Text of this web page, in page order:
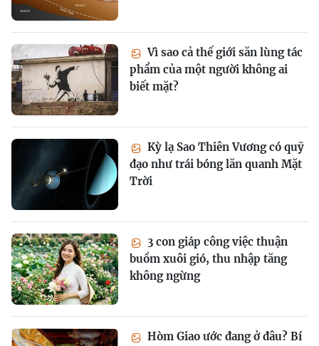
Vì sao cả thế giới săn lùng tác
phẩm của một người không ai
biết mặt?
Kỳ lạ Sao Thiên Vương có quỹ
đạo như trái bóng lăn quanh Mặt
Trời
3 con giáp công việc thuận
buồm xuôi gió, thu nhập tăng
không ngừng
Hòm Giao ước đang ở đâu? Bí